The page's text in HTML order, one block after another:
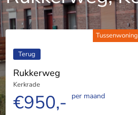
Terug
Rukkerweg
Kerkrade
€950,- per maand